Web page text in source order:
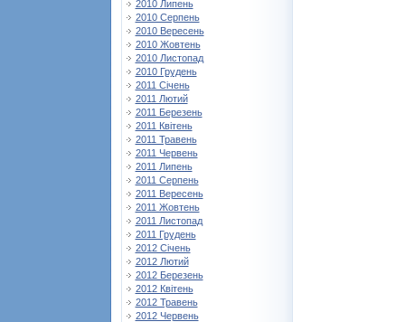
2010 Липень
2010 Серпень
2010 Вересень
2010 Жовтень
2010 Листопад
2010 Грудень
2011 Січень
2011 Лютий
2011 Березень
2011 Квітень
2011 Травень
2011 Червень
2011 Липень
2011 Серпень
2011 Вересень
2011 Жовтень
2011 Листопад
2011 Грудень
2012 Січень
2012 Лютий
2012 Березень
2012 Квітень
2012 Травень
2012 Червень